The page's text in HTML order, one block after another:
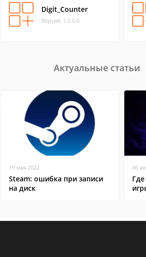
Digit_Counter
Версия: 1.0.0.0
Актуальные статьи
19 мая 2022
Steam: ошибка при записи
на диск
06